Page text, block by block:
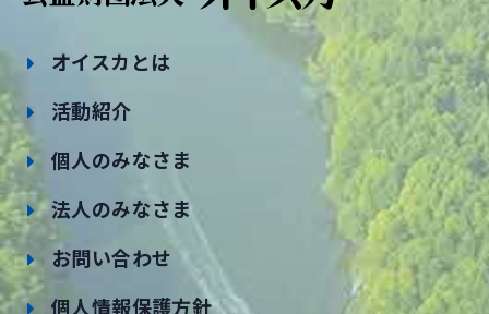
オイスカとは
活動紹介
個人のみなさま
法人のみなさま
お問い合わせ
個人情報保護方針